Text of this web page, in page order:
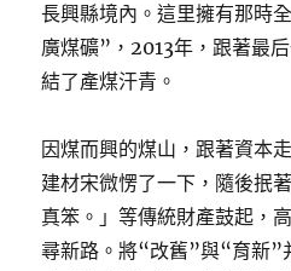
長興縣境內。這里擁有那時
廣煤礦”，2013年，跟著最
結了產煤汗青。
因煤而興的煤山，跟著資本
建材宋微愣了一下，隨後抿
真笨。」等傳統財產鼓起，
尋新路。將“改舊”與“育新”